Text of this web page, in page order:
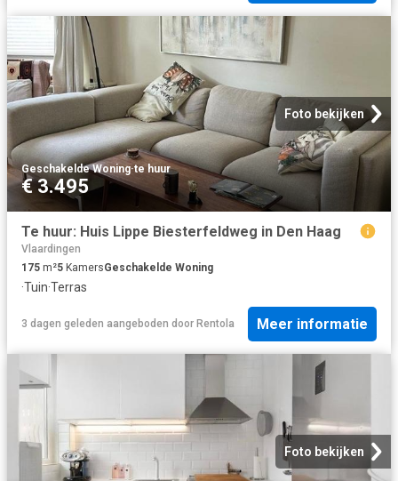
Foto bekijken
Geschakelde Woning·te huur
€ 3.495
Te huur: Huis Lippe Biesterfeldweg in Den Haag
Vlaardingen
175 m²5 KamersGeschakelde Woning
·Tuin·Terras
3 dagen geleden aangeboden door Rentola Meer informatie
Foto bekijken